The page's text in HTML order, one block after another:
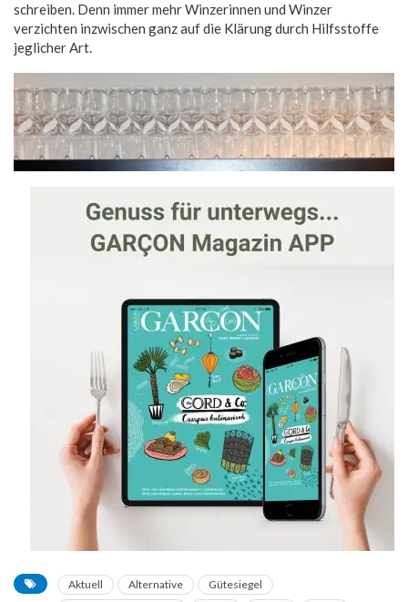
schreiben. Denn immer mehr Winzerinnen und Winzer
verzichten inzwischen ganz auf die Klärung durch Hilfsstoffe
jeglicher Art.
Aktuell Alternative
Gütesiegel